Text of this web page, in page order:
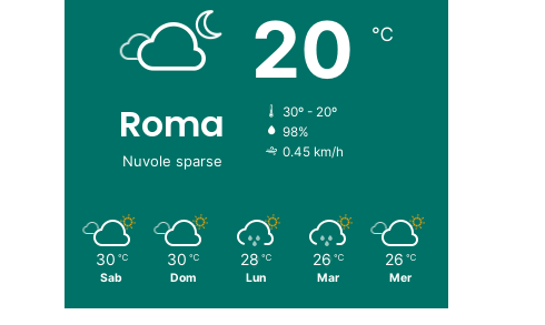
Roma
Nuvole sparse
20 ℃
30º - 20º
98%
0.45 km/h
30 ℃
Sab
30 ℃
Dom
28 ℃
Lun
26 ℃
Mar
26 ℃
Mer